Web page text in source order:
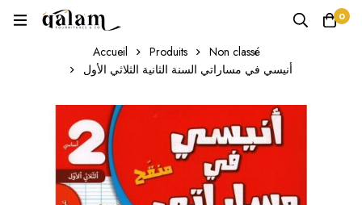
0
Accueil Produits
Non classé
أنيسي في مساراتي السنة الثانية الثلاثي الأول